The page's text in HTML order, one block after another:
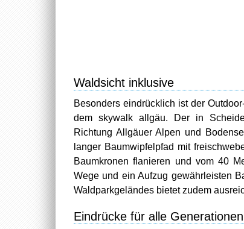
Waldsicht inklusive
Besonders eindrücklich ist der
dem skywalk allgäu. Der in
Richtung Allgäuer Alpen und
langer Baumwipfelpfad mit
Baumkronen flanieren und vom 40
Wege und ein Aufzug gewährleisten
Waldparkgeländes bietet zudem
Eindrücke für alle Generationen